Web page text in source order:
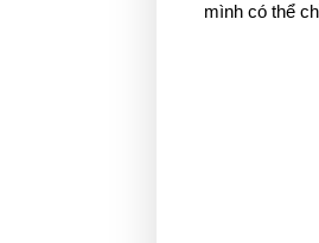
mình có thể